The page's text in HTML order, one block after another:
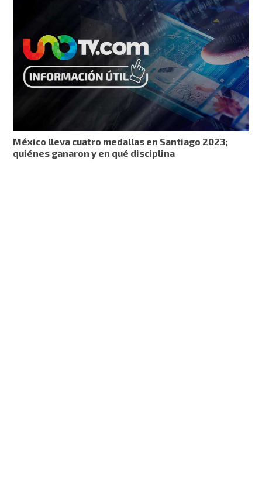
México lleva cuatro medallas en Santiago 2023;
quiénes ganaron y en qué disciplina